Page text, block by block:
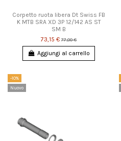
Corpetto ruota libera Dt Swiss FB
K MTB SRA XD 3P 12/142 AS ST
SM B
73,15 € 77,00 €
Aggiungi al carrello
-10%
Nuovo